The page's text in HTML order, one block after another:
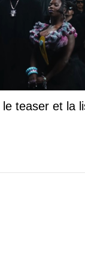
teaser et la